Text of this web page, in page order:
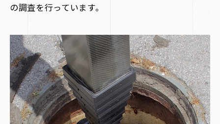
の調査を行っています。